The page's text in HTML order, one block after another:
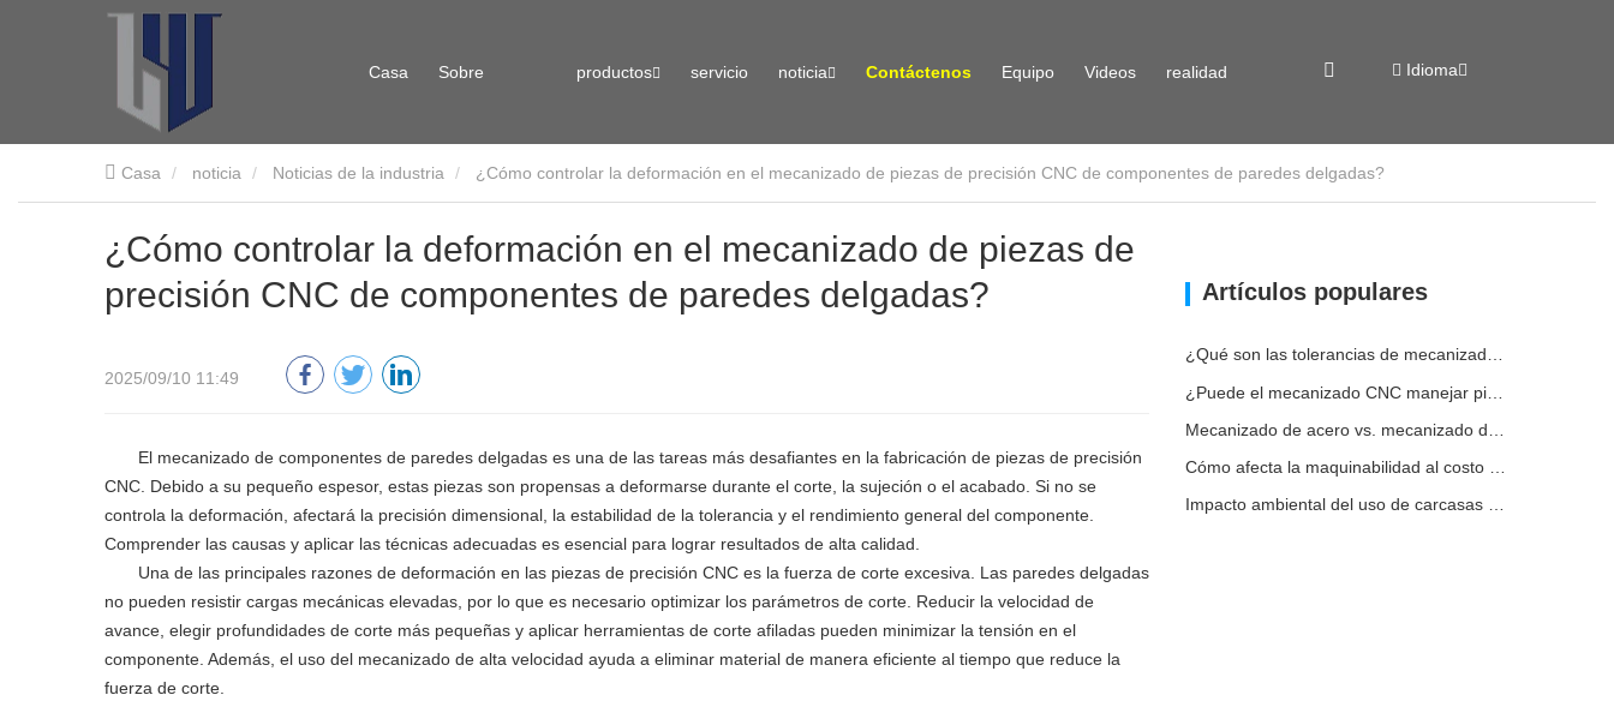
Casa Sobre productos servicio noticia Contáctenos Equipo Videos realidad Idioma
Casa noticia Noticias de la industria ¿Cómo controlar la deformación en el mecanizado de piezas de precisión CNC de componentes de paredes delgadas?
¿Cómo controlar la deformación en el mecanizado de piezas de
precisión CNC de componentes de paredes delgadas?
2025/09/10 11:49
El mecanizado de componentes de paredes delgadas es una de las tareas más desafiantes en la fabricación de piezas de precisión
CNC. Debido a su pequeño espesor, estas piezas son propensas a deformarse durante el corte, la sujeción o el acabado. Si no se
controla la deformación, afectará la precisión dimensional, la estabilidad de la tolerancia y el rendimiento general del componente.
Comprender las causas y aplicar las técnicas adecuadas es esencial para lograr resultados de alta calidad.
Una de las principales razones de deformación en las piezas de precisión CNC es la fuerza de corte excesiva. Las paredes delgadas
no pueden resistir cargas mecánicas elevadas, por lo que es necesario optimizar los parámetros de corte. Reducir la velocidad de
avance, elegir profundidades de corte más pequeñas y aplicar herramientas de corte afiladas pueden minimizar la tensión en el
componente. Además, el uso del mecanizado de alta velocidad ayuda a eliminar material de manera eficiente al tiempo que reduce la
fuerza de corte.
Artículos populares
¿Qué son las tolerancias de mecanizado CNC y por qué son importantes?
Impacto ambiental del uso de carcasas de aluminio